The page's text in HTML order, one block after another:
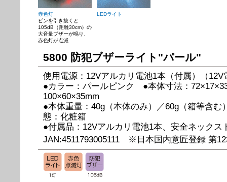
赤色灯
ピンを引き抜くと
105dB（距離30cm）の
大音量ブザーが鳴り、
赤色灯が点滅
LEDライト
5800 防犯ブザーライト"パール"
使用電源：12Vアルカリ電池1本（付属）（12V
●カラー：パールピンク ●本体寸法：
100×60×35mm
●本体重量：40g（本体のみ）／60g（箱等含
態：化粧箱
●付属品：12Vアルカリ電池1本、安全ネックス
JAN:4511793005111 ※日本国内意匠登録 第